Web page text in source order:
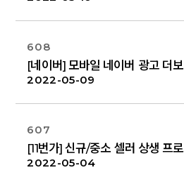
608
2022-05-09
607
2022-05-04